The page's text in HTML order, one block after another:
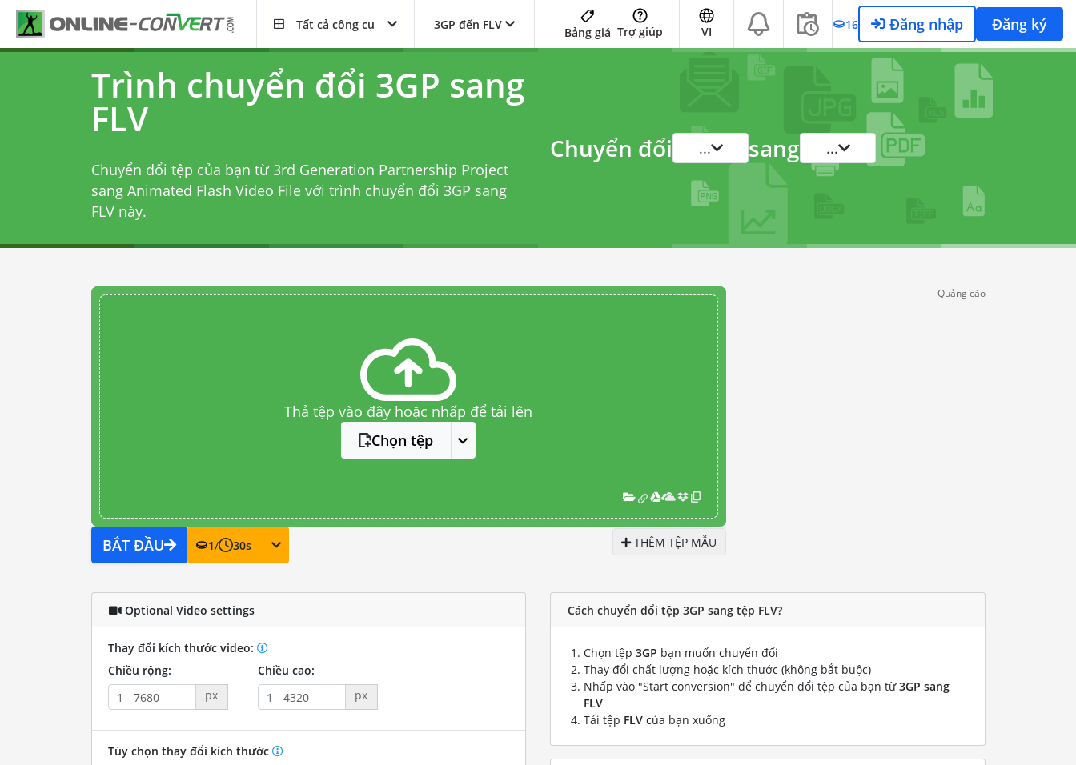
Tất cả công cụ 3GP đến FLV
Bảng giá Trợ giúp VI 16 Đăng nhập Đăng ký
Trình chuyển đổi 3GP sang
FLV
Chuyển đổi tệp của bạn từ 3rd Generation Partnership Project
sang Animated Flash Video File với trình chuyển đổi 3GP sang
FLVnày.
Chuyển đổi ... sang ...
Thả tệp vào đây hoặc nhấp để tải lên
Chọn tệp
BẮT ĐẦU 1/ 30s THÊM TỆP MẪU
Quảng cáo
Optional Video settings
Thay đổi kích thước video:
Chiều rộng:
px
Chiều cao:
px
Tùy chọn thay đổi kích thước
Cách chuyển đổi tệp 3GP sang tệp FLV?
Chọn tệp 3GP bạn muốn chuyển đổi
Thay đổi chất lượng hoặc kích thước (không bắt buộc)
Nhấp vào "Start conversion" để chuyển đổi tệp của bạn từ3GP sang
FLV
Tải tệp FLV của bạn xuống